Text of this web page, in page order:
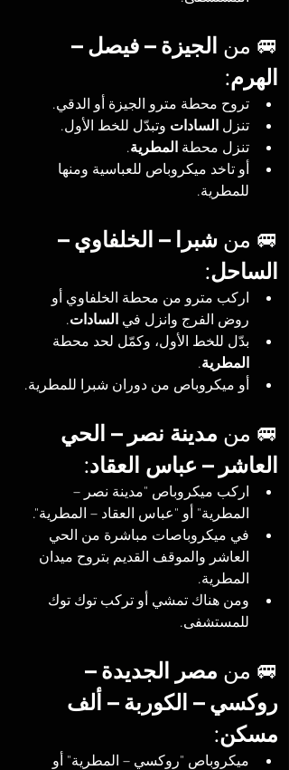
🚐 من الجيزة – فيصل –
الهرم:
تروح محطة مترو الجيزة أو الدقي.
تنزل السادات وتبدّل للخط الأول.
تنزل محطة المطرية.
أو تاخد ميكروباص للعباسية ومنها
للمطرية.
🚐 من شبرا – الخلفاوي –
الساحل:
اركب مترو من محطة الخلفاوي أو
روض الفرج وانزل في السادات.
بدّل للخط الأول، وكمّل لحد محطة
المطرية.
أو ميكروباص من دوران شبرا للمطرية.
🚐 من مدينة نصر – الحي
العاشر – عباس العقاد:
اركب ميكروباص "مدينة نصر –
المطرية" أو "عباس العقاد – المطرية".
في ميكروباصات مباشرة من الحي
العاشر والموقف القديم بتروح ميدان
المطرية.
ومن هناك تمشي أو تركب توك توك
للمستشفى.
🚐 من مصر الجديدة –
روكسي – الكوربة – ألف
مسكن:
ميكروباص "روكسي – المطرية" أو